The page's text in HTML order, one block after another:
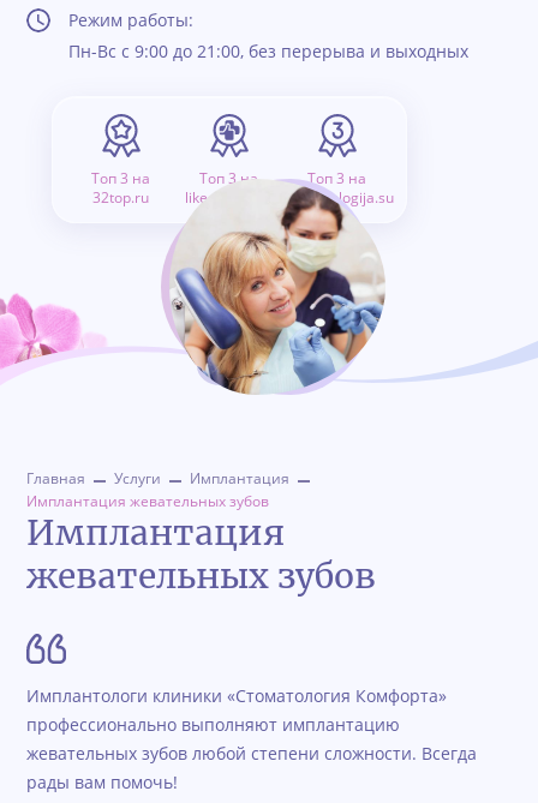
Режим работы:
Пн-Вс с 9:00 до 21:00, без перерыва и выходных
Топ 3 на
32top.ru
Топ 3 на
like.doctor.ru
Топ 3 на
stomatologija.su
Главная Услуги
Имплантация
Имплантация жевательных зубов
Имплантация
жевательных зубов
Имплантологи клиники «Стоматология Комфорта»
профессионально выполняют имплантацию
жевательных зубов любой степени сложности. Всегда
рады вам помочь!